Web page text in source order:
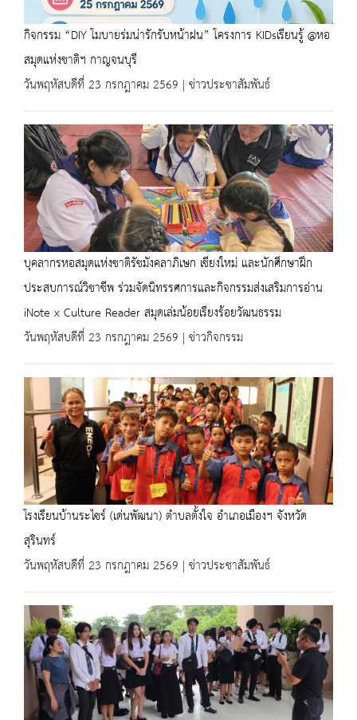
กิจกรรม “DIY โมบายร่มน่ารักรับหน้าฝน” โครงการ KIDsเรียนรู้ @หอ
สมุดแห่งชาติฯ กาญจนบุรี
วันพฤหัสบดีที่ 23 กรกฎาคม 2569 | ข่าวประชาสัมพันธ์
บุคลากรหอสมุดแห่งชาติรัชมังคลาภิเษก เชียงใหม่ และนักศึกษาฝึก
ประสบการณ์วิชาชีพ ร่วมจัดนิทรรศการและกิจกรรมส่งเสริมการอ่าน
iNote x Culture Reader สมุดเล่มน้อยเรียงร้อยวัฒนธรรม
วันพฤหัสบดีที่ 23 กรกฎาคม 2569 | ข่าวกิจกรรม
โรงเรียนบ้านระไซร์ (เด่นพัฒนา) ตำบลตั้งใจ อำเภอเมืองฯ จังหวัด
สุรินทร์
วันพฤหัสบดีที่ 23 กรกฎาคม 2569 | ข่าวประชาสัมพันธ์